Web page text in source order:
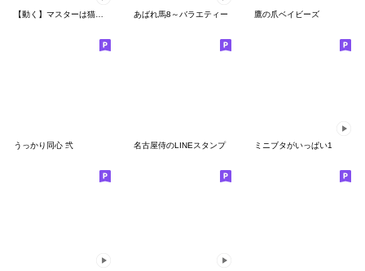
あばれ馬8～バラエティー 鷹の爪ベイビーズ
うっかり同心 弐 名古屋侍のLINEスタンプ ミニブタがいっぱい1